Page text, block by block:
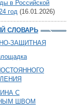
в Российской
год (16.01.2026)
СЛОВАРЬ
ЗАЩИТНАЯ
С
ШВОМ